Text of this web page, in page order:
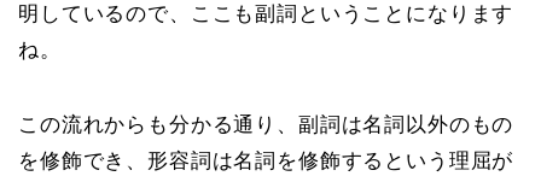
明しているので、ここも副詞ということになります
ね。
この流れからも分かる通り、副詞は名詞以外のもの
を修飾でき、形容詞は名詞を修飾するという理屈が